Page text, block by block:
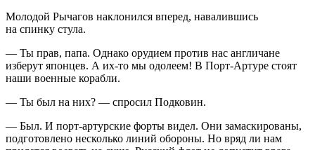
Молодой Рычагов наклонился вперед, навалившись
на спинку стула.
— Ты прав, папа. Однако орудием против нас англичане
изберут японцев. А их-то мы одолеем! В Порт-Артуре стоят
наши военные корабли.
— Ты был на них? — спросил Подковин.
— Был. И порт-артурские форты видел. Они замаскированы,
подготовлено несколько линий обороны. Но вряд ли нам